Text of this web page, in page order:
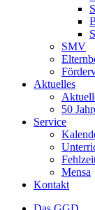
SMV
Aktuelles
50
Service
Mensa
Kontakt